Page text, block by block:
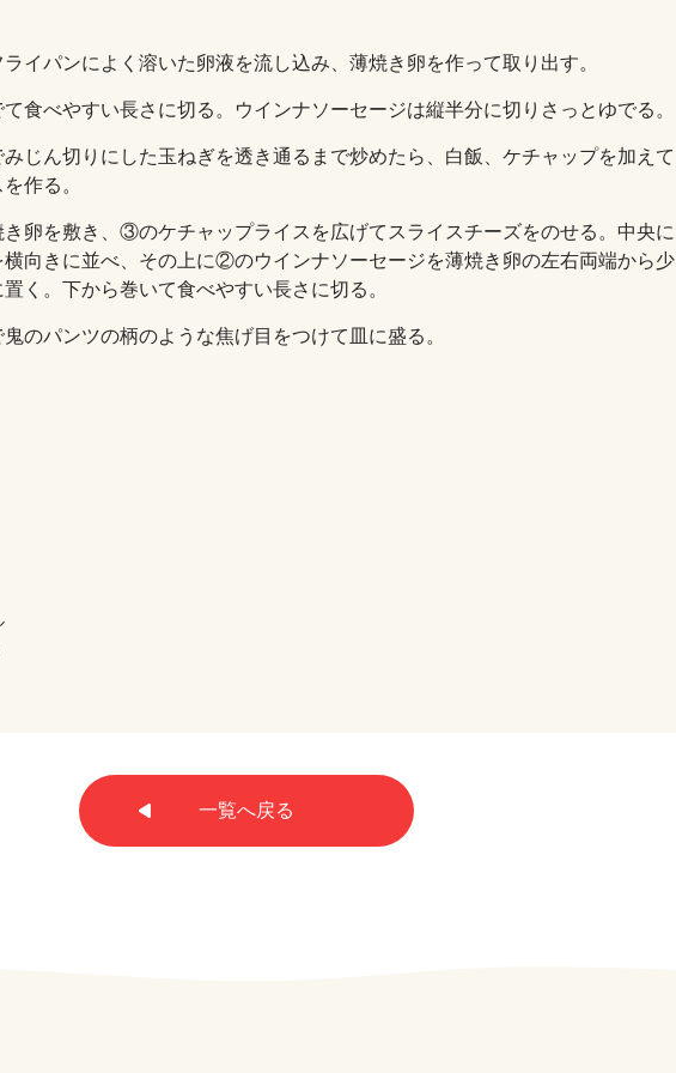
イパンによく溶いた卵液を流し込み、薄焼き卵を作って取り出す。
食べやすい長さに切る。ウインナソーセージは縦半分に切りさっとゆでる。
じん切りにした玉ねぎを透き通るまで炒めたら、白飯、ケチャップを加えて
作る。
卵を敷き、③のケチャップライスを広げてスライスチーズをのせる。中央に
向きに並べ、その上に②のウインナソーセージを薄焼き卵の左右両端から少
く。下から巻いて食べやすい長さに切る。
のパンツの柄のような焦げ目をつけて皿に盛る。
一覧へ戻る